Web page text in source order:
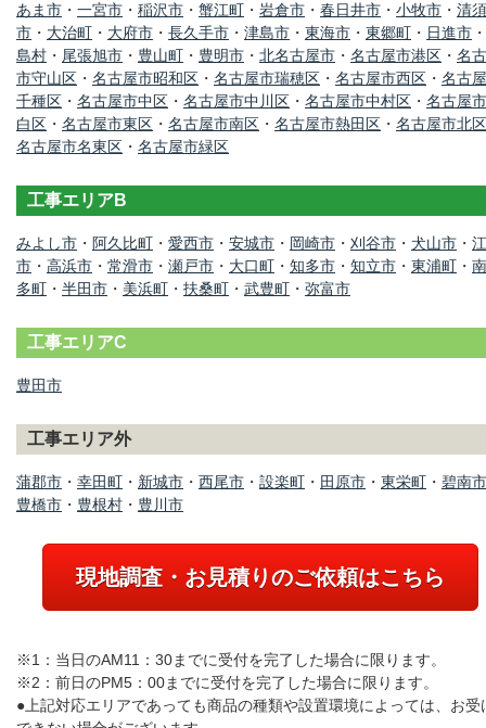
あま市 ・ 一宮市 ・ 稲沢市 ・ 蟹江町 ・ 岩倉市 ・ 春日井市 ・ 小牧市 ・ 清須
市 ・ 大治町 ・ 大府市 ・ 長久手市 ・ 津島市 ・ 東海市 ・ 東郷町 ・ 日進市 ・
島村 ・ 尾張旭市 ・ 豊山町 ・ 豊明市 ・ 北名古屋市 ・ 名古屋市港区 ・ 名
市守山区 ・ 名古屋市昭和区 ・ 名古屋市瑞穂区 ・ 名古屋市西区 ・ 名古
千種区 ・ 名古屋市中区 ・ 名古屋市中川区 ・ 名古屋市中村区 ・ 名古屋
白区 ・ 名古屋市東区 ・ 名古屋市南区 ・ 名古屋市熱田区 ・ 名古屋市北区
名古屋市名東区 ・ 名古屋市緑区
工事エリアB
みよし市 ・ 阿久比町 ・ 愛西市 ・ 安城市 ・ 岡崎市 ・ 刈谷市 ・ 犬山市 ・
市 ・ 高浜市 ・ 常滑市 ・ 瀬戸市 ・ 大口町 ・ 知多市 ・ 知立市 ・ 東浦町 ・
多町 ・ 半田市 ・ 美浜町 ・ 扶桑町 ・ 武豊町 ・ 弥富市
工事エリアC
豊田市
工事エリア外
蒲郡市 ・ 幸田町 ・ 新城市 ・ 西尾市 ・ 設楽町 ・ 田原市 ・ 東栄町 ・ 碧南市
豊橋市 ・ 豊根村 ・ 豊川市
現地調査・お見積りのご依頼はこちら
※1：当日のAM11：30までに受付を完了した場合に限ります。
※2：前日のPM5：00までに受付を完了した場合に限ります。
●上記対応エリアであっても商品の種類や設置環境によっては、お受